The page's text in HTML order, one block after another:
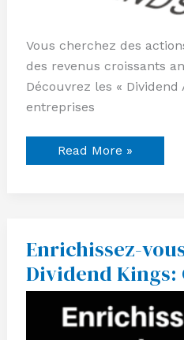
Vous cherchez des
des revenus croissants
Découvrez les « Dividend
entreprises
Read More »
Enrichissez-
Dividend Kings:
Enrichissez-
vous
avec
les
Dividend
Kings:
Guide
Complet